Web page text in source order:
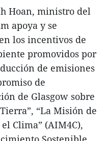
Hoan, ministro del
apoya y se
los incentivos de
promovidos por
de emisiones
de
de Glasgow sobre
“La Misión de
Clima” (AIM4C),